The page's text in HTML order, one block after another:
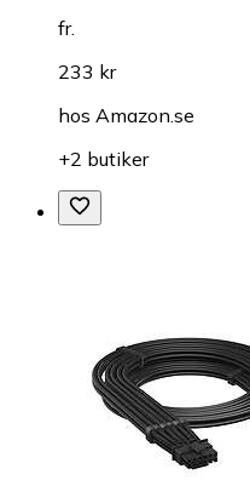
fr.
233 kr
hos Amazon.se
+2 butiker